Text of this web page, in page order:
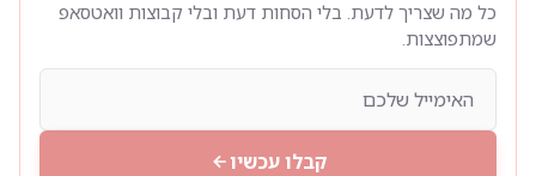
כל מה שצריך לדעת. בלי הסחות דעת ובלי קבוצות וואטסאפ
שמתפוצצות.
קבלו עכשיו